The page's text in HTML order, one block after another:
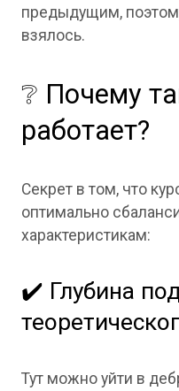
предыдущим,
взялось.
❔ Почему
работает?
Секрет в том, что
оптимально
характеристикам:
✔️ Глубина
Тут можно уйти в